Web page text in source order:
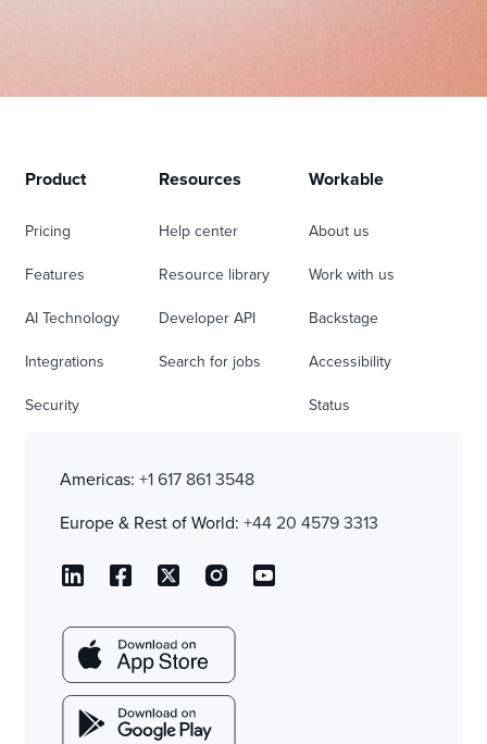
Product
Pricing
Features
AI Technology
Integrations
Security
Resources
Help center
Resource library
Developer API
Search for jobs
Workable
About us
Work with us
Backstage
Accessibility
Status
Americas: +1 617 861 3548
Europe & Rest of World: +44 20 4579 3313